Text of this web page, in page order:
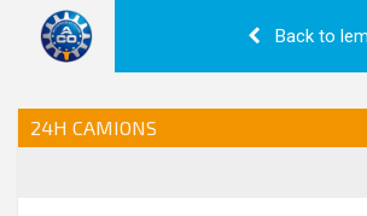
Back to
24H CAMIONS